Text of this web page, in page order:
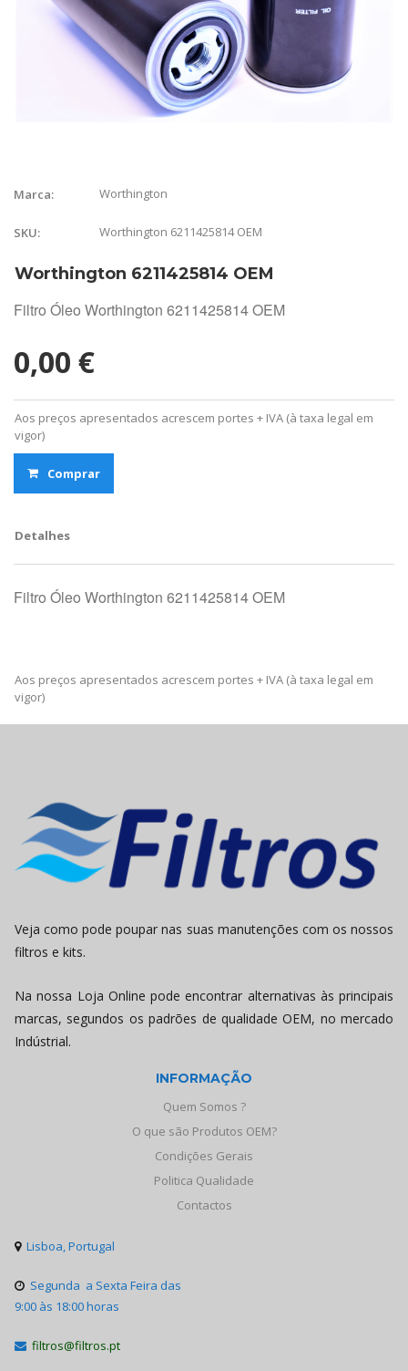
Marca: Worthington
SKU: Worthington 6211425814 OEM
Worthington 6211425814 OEM
Filtro Óleo Worthington 6211425814 OEM
0,00 €
Aos preços apresentados acrescem portes + IVA (à taxa legal em
vigor)
Comprar
Detalhes
Filtro Óleo Worthington 6211425814 OEM
Aos preços apresentados acrescem portes + IVA (à taxa legal em
vigor)
Veja como pode poupar nas suas manutenções com os nossos
filtros e kits.
Na nossa Loja Online pode encontrar alternativas às principais
marcas, segundos os padrões de qualidade OEM, no mercado
Indústrial.
INFORMAÇÃO
Quem Somos ?
O que são Produtos OEM?
Condições Gerais
Politica Qualidade
Contactos
 Lisboa, Portugal
 Segunda a Sexta Feira das
9:00 às 18:00 horas
 filtros@filtros.pt